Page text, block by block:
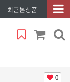
최근본상품
0